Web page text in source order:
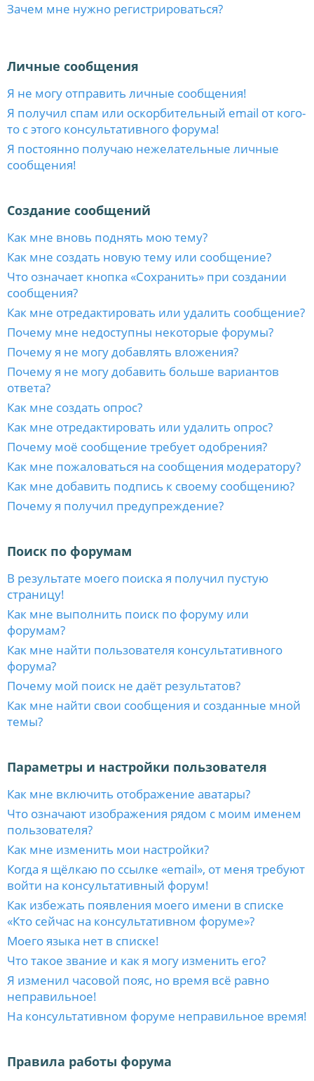
Зачем мне нужно регистрироваться?
Личные сообщения
Я не могу отправить личные сообщения!
Я получил спам или оскорбительный email от кого-
то с этого консультативного форума!
Я постоянно получаю нежелательные личные
сообщения!
Создание сообщений
Как мне вновь поднять мою тему?
Как мне создать новую тему или сообщение?
Что означает кнопка «Сохранить» при создании
сообщения?
Как мне отредактировать или удалить сообщение?
Почему мне недоступны некоторые форумы?
Почему я не могу добавлять вложения?
Почему я не могу добавить больше вариантов
ответа?
Как мне создать опрос?
Как мне отредактировать или удалить опрос?
Почему моё сообщение требует одобрения?
Как мне пожаловаться на сообщения модератору?
Как мне добавить подпись к своему сообщению?
Почему я получил предупреждение?
Поиск по форумам
В результате моего поиска я получил пустую
страницу!
Как мне выполнить поиск по форуму или
форумам?
Как мне найти пользователя консультативного
форума?
Почему мой поиск не даёт результатов?
Как мне найти свои сообщения и созданные мной
темы?
Параметры и настройки пользователя
Как мне включить отображение аватары?
Что означают изображения рядом с моим именем
пользователя?
Как мне изменить мои настройки?
Когда я щёлкаю по ссылке «email», от меня требуют
войти на консультативный форум!
Как избежать появления моего имени в списке
«Кто сейчас на консультативном форуме»?
Моего языка нет в списке!
Что такое звание и как я могу изменить его?
Я изменил часовой пояс, но время всё равно
неправильное!
На консультативном форуме неправильное время!
Правила работы форума